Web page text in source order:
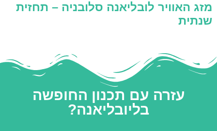
מזג האוויר לובליאנה סלובניה – תחזית
שנתית
עזרה עם תכנון החופשה
בליובליאנה?